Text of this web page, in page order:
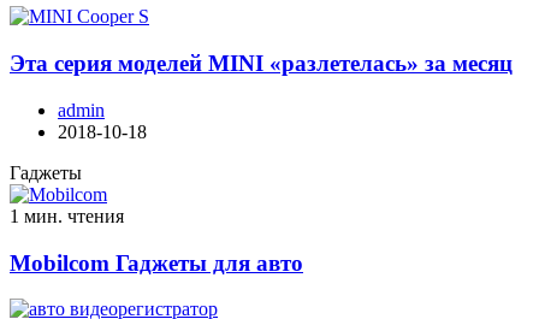
Эта серия моделей MINI «разлетелась» за месяц
admin
2018-10-18
Гаджеты
1 мин. чтения
Mobilcom Гаджеты для авто